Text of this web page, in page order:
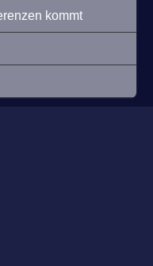
kommt